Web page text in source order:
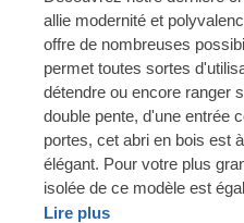
allie modernité et
offre de nombreuses
permet toutes sortes
détendre ou encore ranger
double pente, d'une entrée
portes, cet abri en bois est
élégant. Pour votre plus
isolée de ce modèle est
Lire plus